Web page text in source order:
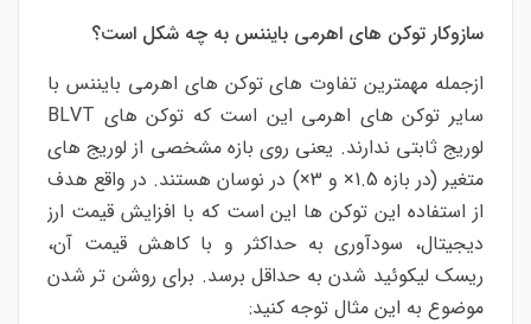
سازوکار توکن های اهرمی بایننس به چه شکل است؟
ازجمله مهمترین تفاوت های توکن های اهرمی بایننس با
سایر توکن های اهرمی این است که توکن های BLVT
لوریج ثابتی ندارند. یعنی روی بازه مشخصی از لوریج های
متغیر (در بازه 1.5× و 3×) در نوسان هستند. در واقع هدف
از استفاده این توکن ها این است که با افزایش قیمت ارز
دیجیتال، سودآوری به حداکثر و با کاهش قیمت آن،
ریسک لیکوئید شدن به حداقل برسد. برای روشن تر شدن
موضوع به این مثال توجه کنید: